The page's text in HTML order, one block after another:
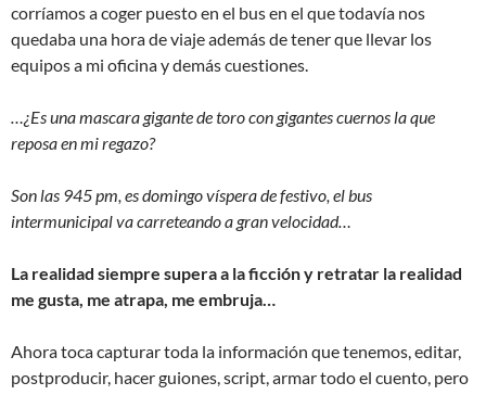
corríamos a coger puesto en el bus en el que todavía nos
quedaba una hora de viaje además de tener que llevar los
equipos a mi oficina y demás cuestiones.
…¿Es una mascara gigante de toro con gigantes cuernos la que
reposa en mi regazo?
Son las 945 pm, es domingo víspera de festivo, el bus
intermunicipal va carreteando a gran velocidad…
La realidad siempre supera a la ficción y retratar la realidad
me gusta, me atrapa, me embruja…
Ahora toca capturar toda la información que tenemos, editar,
postproducir, hacer guiones, script, armar todo el cuento, pero